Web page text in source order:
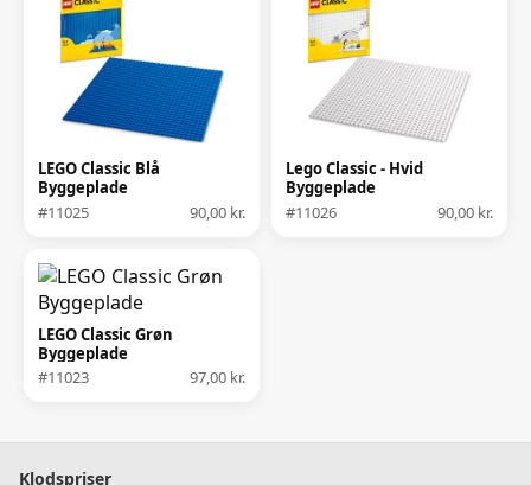
LEGO Classic Blå
Byggeplade
#11025
90,00 kr.
Lego Classic - Hvid
Byggeplade
#11026
90,00 kr.
LEGO Classic Grøn
Byggeplade
#11023
97,00 kr.
Klodspriser